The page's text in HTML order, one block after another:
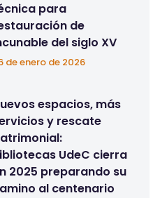
para
de
del siglo XV
de enero de 2026
espacios, más
y rescate
UdeC cierra
2025 preparando su
al centenario